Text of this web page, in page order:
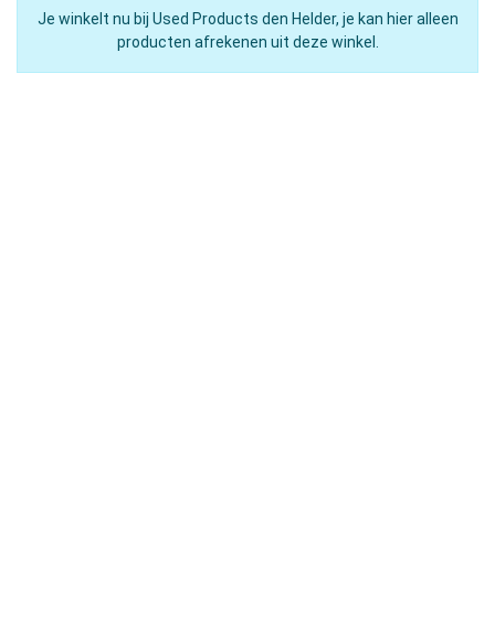
Je winkelt nu bij Used Products den Helder, je kan hier alleen
producten afrekenen uit deze winkel.